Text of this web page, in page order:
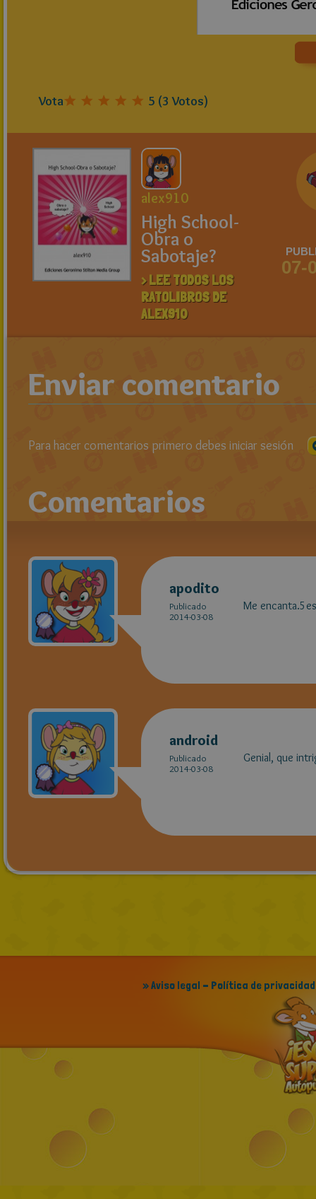
Vota 5 (3 Votos)
alex910
High School-
Obra o
Sabotaje?
> LEE TODOS LOS
RATOLIBROS DE
ALEX910
07-
Enviar comentario
Para hacer comentarios primero debes iniciar sesión
Comentarios
apodito
Publicado
2014-03-08
Me
android
Publicado
2014-03-08
Genial, que
» Aviso legal - Política de privacidad